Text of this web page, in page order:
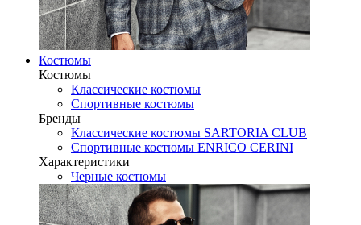
Костюмы
Костюмы
Классические костюмы
Спортивные костюмы
Бренды
Классические костюмы SARTORIA CLUB
Спортивные костюмы ENRICO CERINI
Характеристики
Черные костюмы